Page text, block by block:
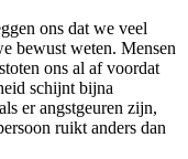
ons dat we veel
bewust weten. Mensen
ons al af voordat
schijnt bijna
er angstgeuren zijn,
ruikt anders dan